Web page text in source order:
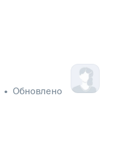
• Обновлено